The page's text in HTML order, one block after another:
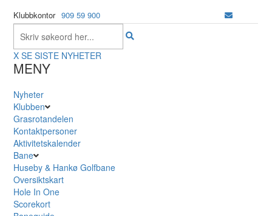
Klubbkontor 909 59 900
X SE SISTE NYHETER
MENY
Nyheter
Klubben
Grasrotandelen
Kontaktpersoner
Aktivitetskalender
Bane
Huseby & Hankø Golfbane
Oversiktskart
Hole In One
Scorekort